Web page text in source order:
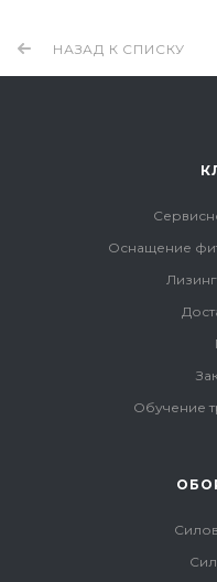
НАЗАД К СПИСКУ
Оснащение
Обучение